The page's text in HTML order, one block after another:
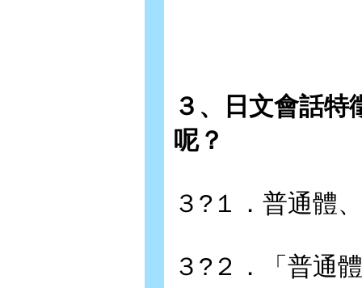
３、日文會話
呢？
３?１．普通體
３?２．「普通